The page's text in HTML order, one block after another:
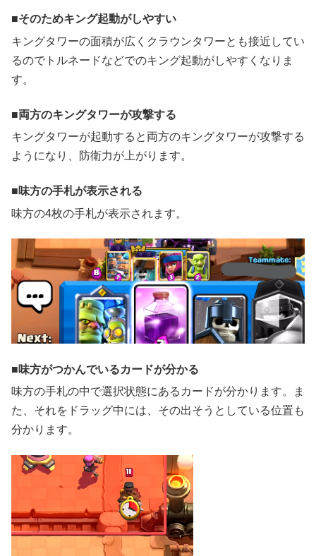
そのためキング起動がしやすい
キングタワーの面積が広くクラウンタワーとも接近してい
るのでトルネードなどでのキング起動がしやすくなりま
す。
両方のキングタワーが攻撃する
キングタワーが起動すると両方のキングタワーが攻撃する
ようになり、防衛力が上がります。
味方の手札が表示される
味方の4枚の手札が表示されます。
味方がつかんでいるカードが分かる
味方の手札の中で選択状態にあるカードが分かります。ま
た、それをドラッグ中には、その出そうとしている位置も
分かります。